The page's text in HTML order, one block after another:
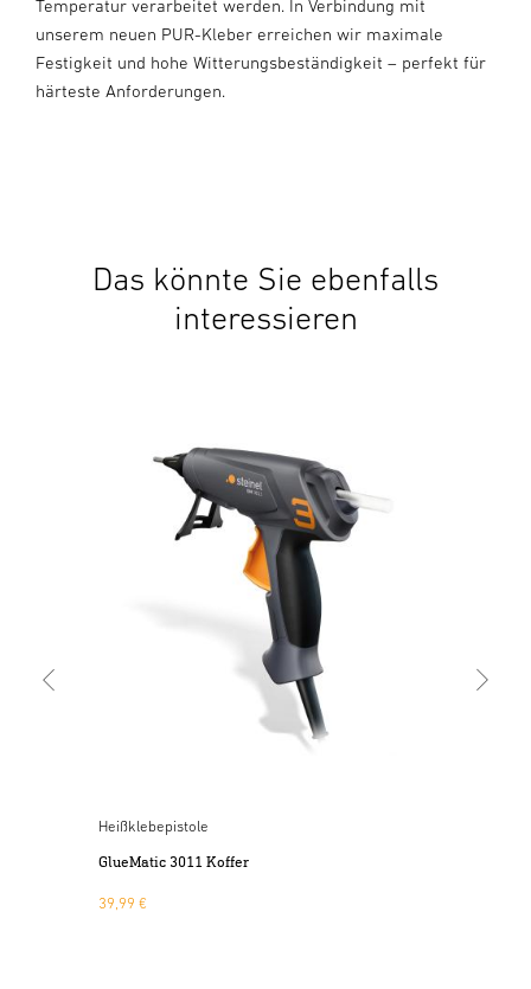
Temperatur verarbeitet werden. In Verbindung mit
unserem neuen PUR-Kleber erreichen wir maximale
Festigkeit und hohe Witterungsbeständigkeit – perfekt für
härteste Anforderungen.
Das könnte Sie ebenfalls
interessieren
Heißklebepistole
GlueMatic 3011 Koffer
39,99 €